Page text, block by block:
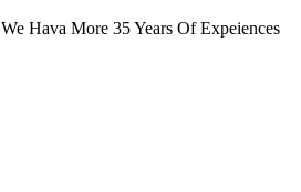
We Hava More 35 Years Of Expeiences